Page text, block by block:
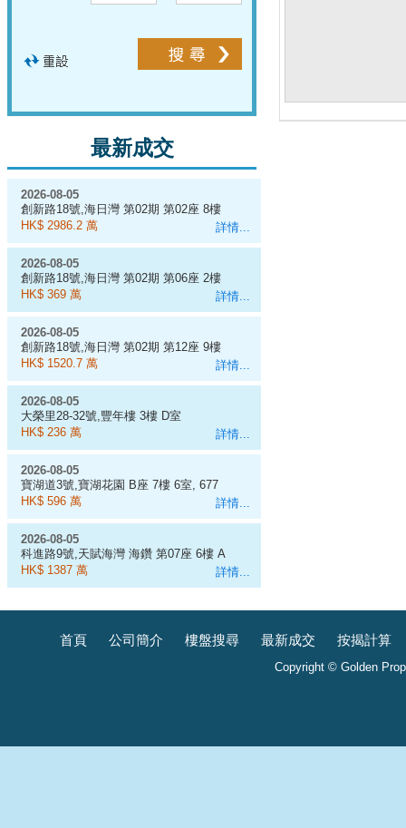
最新成交
詳情...
2026-08-05
創新路18號,海日灣 第02期 第02座 8樓
A室
HK$ 2986.2 萬
詳情...
2026-08-05
創新路18號,海日灣 第02期 第06座 2樓
C室
HK$ 369 萬
詳情...
2026-08-05
創新路18號,海日灣 第02期 第12座 9樓
D室
HK$ 1520.7 萬
詳情...
2026-08-05
大榮里28-32號,豐年樓 3樓 D室
HK$ 236 萬
詳情...
2026-08-05
寶湖道3號,寶湖花園 B座 7樓 6室, 677
呎
HK$ 596 萬
詳情...
2026-08-05
科進路9號,天賦海灣 海鑽 第07座 6樓 A
室
HK$ 1387 萬
首頁 公司簡介 樓盤搜尋 最新成交 按揭計算
Copyright © Golden